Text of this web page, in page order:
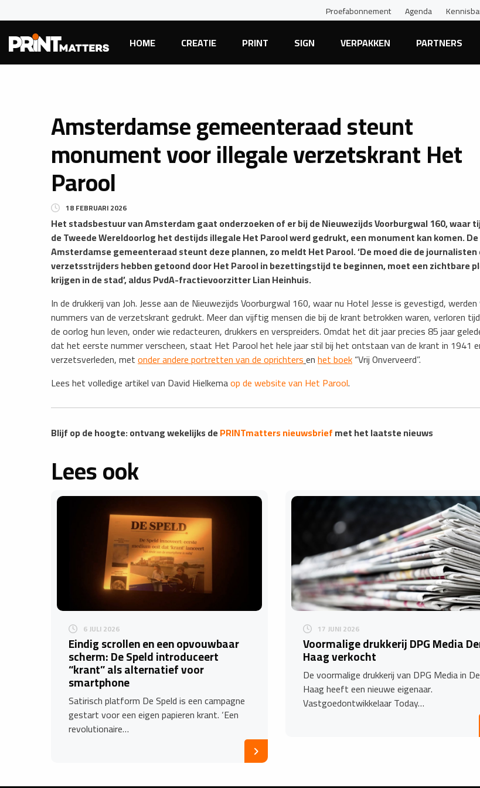
Proefabonnement Agenda
HOME CREATIE PRINT SIGN VERPAKKEN PARTNERS
Amsterdamse gemeenteraad steunt
monument voor illegale verzetskrant Het
Parool
18 FEBRUARI 2026
​Het stadsbestuur van Amsterdam gaat onderzoeken of er bij de Nieuwezijds Voorburgwal 160, waar
de Tweede Wereldoorlog het destijds illegale Het Parool werd gedrukt, een monument kan komen. De
Amsterdamse gemeenteraad steunt deze plannen, zo meldt Het Parool. ‘De moed die de journalisten
verzetsstrijders hebben getoond door Het Parool in bezettingstijd te beginnen, moet een zichtbare
krijgen in de stad’, aldus PvdA-fractievoorzitter Lian Heinhuis.
​In de drukkerij van Joh. Jesse aan de Nieuwezijds Voorburgwal 160, waar nu Hotel Jesse is gevestigd,
nummers van de verzetskrant gedrukt. Meer dan vijftig mensen die bij de krant betrokken waren, verloren
de oorlog hun leven, onder wie redacteuren, drukkers en verspreiders. Omdat het dit jaar precies 85 jaar
dat het eerste nummer verscheen, staat Het Parool het hele jaar stil bij het ontstaan van de krant in 1941
verzetsverleden, metonder andere portretten van de oprichtersenhet boek“Vrij Onverveerd”.
Lees het volledige artikel van David Hielkemaop de website van Het Parool.
Blijf op de hoogte: ontvang wekelijks dePRINTmatters nieuwsbriefmet het laatste nieuws
Lees ook
6 JULI 2026
Eindig scrollen en een opvouwbaar
scherm: De Speld introduceert
“krant” als alternatief voor
smartphone
Satirisch platform De Speld is een campagne
gestart voor een eigen papieren krant. ‘Een
revolutionaire…
17 JUNI 2026
Voormalige drukkerij DPG Media
Haag verkocht
De voormalige drukkerij van DPG Media in
Haag heeft een nieuwe eigenaar.
Vastgoedontwikkelaar Today…